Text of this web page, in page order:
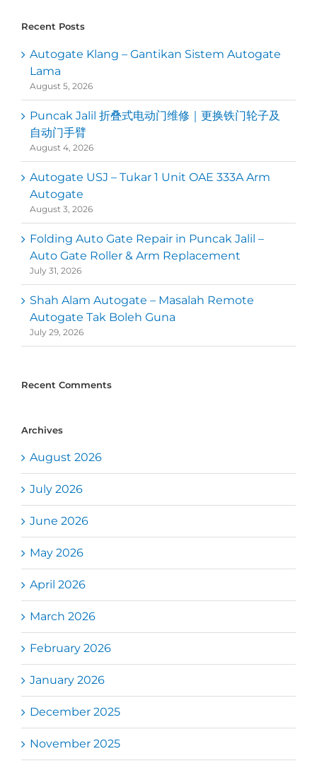
Recent Posts
Autogate Klang – Gantikan Sistem Autogate
Lama
August 5, 2026
Puncak Jalil 折叠式电动门维修｜更换铁门轮子及
自动门手臂
August 4, 2026
Autogate USJ – Tukar 1 Unit OAE 333A Arm
Autogate
August 3, 2026
Folding Auto Gate Repair in Puncak Jalil –
Auto Gate Roller & Arm Replacement
July 31, 2026
Shah Alam Autogate – Masalah Remote
Autogate Tak Boleh Guna
July 29, 2026
Recent Comments
Archives
August 2026
July 2026
June 2026
May 2026
April 2026
March 2026
February 2026
January 2026
December 2025
November 2025